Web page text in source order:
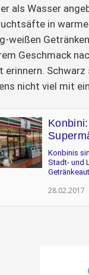
als Wasser
in
weißen
Geschmack
erinnern.
nicht viel mit
Konbinis
Stadt- und
28.02.2017